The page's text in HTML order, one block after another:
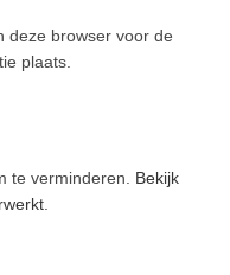
deze browser voor de
plaats.
te verminderen. Bekijk